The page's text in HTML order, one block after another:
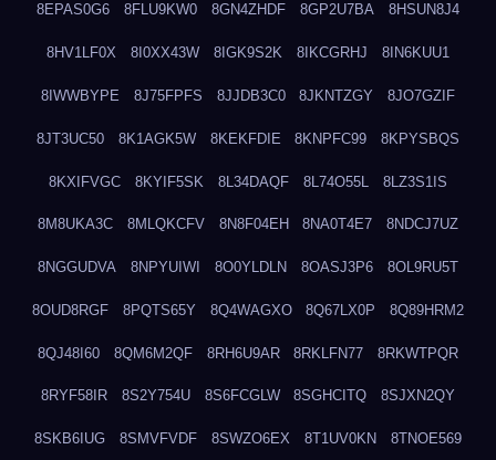
8EPAS0G6 8FLU9KW0 8GN4ZHDF 8GP2U7BA 8HSUN8J4
8HV1LF0X 8I0XX43W 8IGK9S2K 8IKCGRHJ 8IN6KUU1
8IWWBYPE 8J75FPFS 8JJDB3C0 8JKNTZGY 8JO7GZIF
8JT3UC50 8K1AGK5W 8KEKFDIE 8KNPFC99 8KPYSBQS
8KXIFVGC 8KYIF5SK 8L34DAQF 8L74O55L 8LZ3S1IS
8M8UKA3C 8MLQKCFV 8N8F04EH 8NA0T4E7 8NDCJ7UZ
8NGGUDVA 8NPYUIWI 8O0YLDLN 8OASJ3P6 8OL9RU5T
8OUD8RGF 8PQTS65Y 8Q4WAGXO 8Q67LX0P 8Q89HRM2
8QJ48I60 8QM6M2QF 8RH6U9AR 8RKLFN77 8RKWTPQR
8RYF58IR 8S2Y754U 8S6FCGLW 8SGHCITQ 8SJXN2QY
8SKB6IUG 8SMVFVDF 8SWZO6EX 8T1UV0KN 8TNOE569